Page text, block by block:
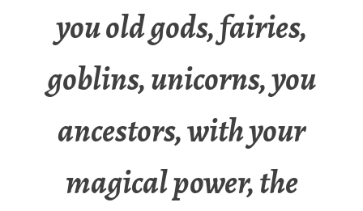
you old gods, fairies,
goblins, unicorns, you
ancestors, with your
magical power, the